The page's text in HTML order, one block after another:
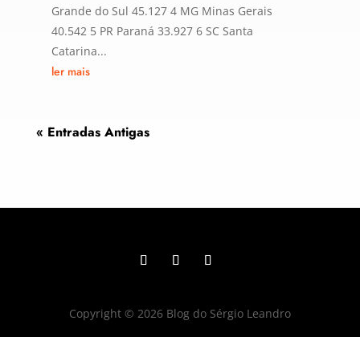
Grande do Sul 45.127 4 MG Minas Gerais
40.542 5 PR Paraná 33.927 6 SC Santa
Catarina...
ler mais
« Entradas Antigas
Copyright © 2026 Blog do Sérgio Leandro